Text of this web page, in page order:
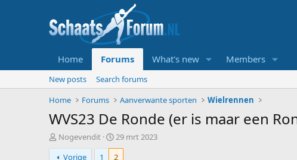
Home Forums What's new Members
New posts
Search forums
Home
Forums Aanverwante sporten Wielrennen
WVS23 De Ronde (er is maar een
T
o
p
Nogevendit
S
t
a
29 mrt 2023
Vorige
1 2